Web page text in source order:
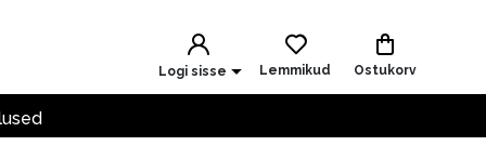
Logi sisse Lemmikud Ostukorv